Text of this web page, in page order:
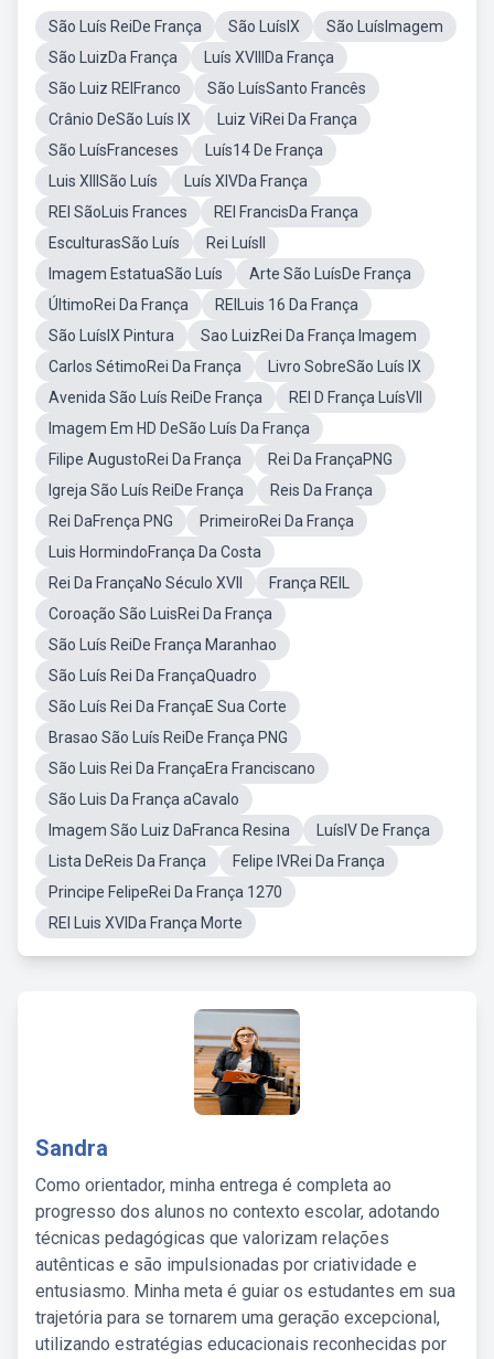
São Luís ReiDe França São LuísIX
São LuísImagem
São LuizDa França
Luís XVIIIDa França
São Luiz REIFranco
São LuísSanto Francês
Crânio DeSão Luís IX
Luiz ViRei Da França
São LuísFranceses
Luís14 De França
Luis XIIISão Luís
Luís XIVDa França
REI SãoLuis Frances
REI FrancisDa França
EsculturasSão Luís
Rei LuísII
Imagem EstatuaSão Luís
Arte São LuísDe França
ÚltimoRei Da França
REILuis 16 Da França
São LuísIX Pintura
Sao LuizRei Da França Imagem
Carlos SétimoRei Da França
Livro SobreSão Luís IX
Avenida São Luís ReiDe França
REI D França LuísVII
Imagem Em HD DeSão Luís Da França
Filipe AugustoRei Da França
Rei Da FrançaPNG
Igreja São Luís ReiDe França
Reis Da França
Rei DaFrença PNG
PrimeiroRei Da França
Luis HormindoFrança Da Costa
Rei Da FrançaNo Século XVII
França REIL
Coroação São LuisRei Da França
São Luís ReiDe França Maranhao
São Luís Rei Da FrançaQuadro
São Luís Rei Da FrançaE Sua Corte
Brasao São Luís ReiDe França PNG
São Luis Rei Da FrançaEra Franciscano
São Luis Da França aCavalo
Imagem São Luiz DaFranca Resina
LuísIV De França
Lista DeReis Da França
Felipe IVRei Da França
Principe FelipeRei Da França 1270
REI Luis XVIDa França Morte
Sandra
Como orientador, minha entrega é completa ao
progresso dos alunos no contexto escolar, adotando
técnicas pedagógicas que valorizam relações
autênticas e são impulsionadas por criatividade e
entusiasmo. Minha meta é guiar os estudantes em sua
trajetória para se tornarem uma geração excepcional,
utilizando estratégias educacionais reconhecidas por